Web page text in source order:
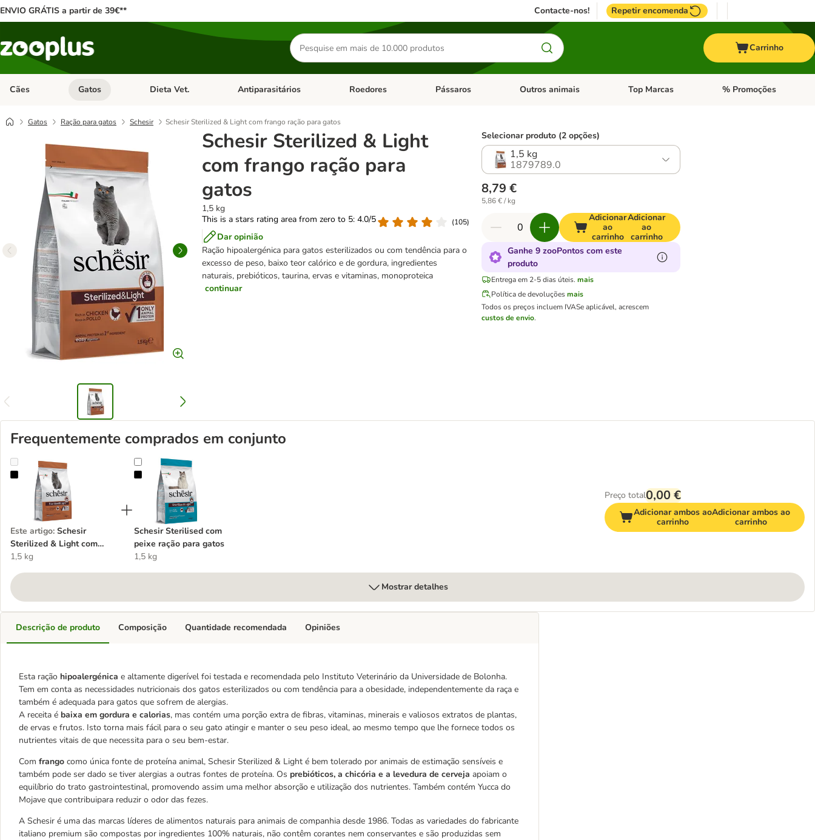
ENVIO GRÁTIS a partir de 39€** Contacte-nos! Repetir encomenda
Pesquisar
produtos
Carrinho
Cães Abrir menu de categoria: Cães
Gatos Abrir menu de categoria: Gatos
Dieta Vet. Abrir menu de categoria: Dieta Vet.
Antiparasitários Abrir menu de categoria: Antiparasitários
Roedores Abrir menu de categoria: Roedores
Pássaros Abrir menu de categoria: Pássaros
Outros animais Abrir menu de categoria: Outros animais
Top Marcas Abrir menu de categoria:
% Promoções
Gatos Ração para gatos Schesir Schesir Sterilized & Light com frango ração para gatos
Schesir Sterilized & Light
com frango ração para
gatos
1,5 kg
This is a stars rating area from zero to 5: 4.0/5
(105)
Dar opinião
Ração hipoalergénica para gatos esterilizados ou com tendência para o
excesso de peso, baixo teor calórico e de gordura, ingredientes
naturais, prebióticos, taurina, ervas e vitaminas, monoproteica
continuar
Selecionar produto (2 opções)
1,5 kg
1879789.0
8,79 €
5,86 € / kg
Adicionar
ao
carrinho
Adicionar
ao
carrinho
Ganhe 9 zooPontos com este
produto
Entrega em 2-5 dias úteis. mais
Política de devoluçõesmais
Todos os preços incluem IVASe aplicável, acrescem
custos de envio.
Frequentemente comprados em conjunto
Schesir Sterilized & Light com frango ração para gatos
Este artigo: Schesir
Sterilized & Light com
frango ração para gatos
1,5 kg
Schesir Sterilised com peixe ração para gatos
Schesir Sterilised com
peixe ração para gatos
1,5 kg
Preço total0,00 €
Adicionar ambos ao
carrinho
Adicionar ambos ao
carrinho
Mostrar detalhes
Descrição de produto
Esta ração hipoalergénica e altamente digerível foi testada e recomendada pelo Instituto Veterinário da Universidade de Bolonha.
Tem em conta as necessidades nutricionais dos gatos esterilizados ou com tendência para a obesidade, independentemente da raça e
também é adequada para gatos que sofrem de alergias.
A receita é baixa em gordura e calorias, mas contém uma porção extra de fibras, vitaminas, minerais e valiosos extratos de plantas,
de ervas e frutos. Isto torna mais fácil para o seu gato atingir e manter o seu peso ideal, ao mesmo tempo que lhe fornece todos os
nutrientes vitais de que necessita para o seu bem-estar.
Com frango como única fonte de proteína animal, Schesir Sterilized & Light é bem tolerado por animais de estimação sensíveis e
também pode ser dado se tiver alergias a outras fontes de proteína. Os prebióticos, a chicória e a levedura de cerveja apoiam o
equilíbrio do trato gastrointestinal, promovendo assim uma melhor absorção e utilização dos nutrientes. Também contém Yucca do
Mojave que contribuipara reduzir o odor das fezes.
A Schesir é uma das marcas líderes de alimentos naturais para animais de companhia desde 1986. Todas as variedades do fabricante
italiano premium são compostas por ingredientes 100% naturais, não contêm corantes nem conservantes e são produzidas sem
Composição Quantidade recomendada Opiniões